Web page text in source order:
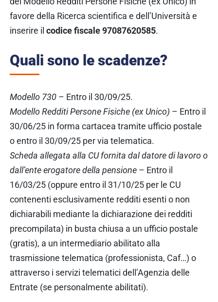
favore della Ricerca scientifica e dell’Università e
inserire il codice fiscale 97087620585.
Quali sono le scadenze?
Modello 730 – Entro il 30/09/25.
Modello Redditi Persone Fisiche (ex Unico) – Entro il
30/06/25 in forma cartacea tramite ufficio postale
o entro il 30/09/25 per via telematica.
Scheda allegata alla CU fornita dal datore di lavoro o
dall’ente erogatore della pensione – Entro il
16/03/25 (oppure entro il 31/10/25 per le CU
contenenti esclusivamente redditi esenti o non
dichiarabili mediante la dichiarazione dei redditi
precompilata) in busta chiusa a un ufficio postale
(gratis), a un intermediario abilitato alla
trasmissione telematica (professionista, Caf…) o
attraverso i servizi telematici dell’Agenzia delle
Entrate (se personalmente abilitati).